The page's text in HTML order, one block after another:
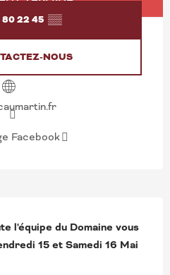
80 22 45 ▒▒
NOUS
Facebook
l'équipe du Domaine vous
15 et Samedi 16 Mai